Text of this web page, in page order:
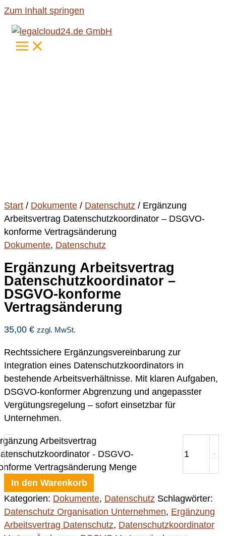
Zum Inhalt springen
Start / Dokumente / Datenschutz / Ergänzung
Arbeitsvertrag Datenschutzkoordinator – DSGVO-
konforme Vertragsänderung
Dokumente, Datenschutz
Ergänzung Arbeitsvertrag
Datenschutzkoordinator –
DSGVO-konforme
Vertragsänderung
35,00 € zzgl. MwSt.
Rechtssichere Ergänzungsvereinbarung zur
Integration eines Datenschutzkoordinators in
bestehende Arbeitsverhältnisse. Mit klaren Aufgaben,
DSGVO-konformer Abgrenzung und angepasster
Vergütungsregelung – sofort einsetzbar für
Unternehmen.
-
Arbeitsvertrag
- DSGVO-
Vertragsänderung Menge
In den Warenkorb
Kategorien: Dokumente, Datenschutz Schlagwörter:
Datenschutz Organisation Unternehmen, Ergänzung
Arbeitsvertrag Datenschutz, Datenschutzkoordinator